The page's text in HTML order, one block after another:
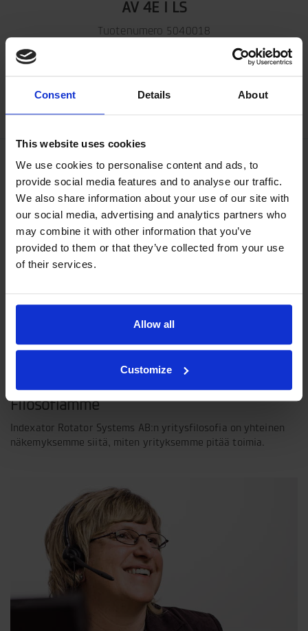
Consent Details About
This website uses cookies
We use cookies to personalise content and ads, to
provide social media features and to analyse our traffic.
We also share information about your use of our site with
our social media, advertising and analytics partners who
may combine it with other information that you’ve
provided to them or that they’ve collected from your use
of their services.
Allow all
Customize
AV 4E I LS
Tuotenumero 5040018
Filosofiamme
Indexator Rotator Systems AB:n yritysfilosofia on yhteinen
näkemyksemme siitä, miten yrityksemme pitää toimia.